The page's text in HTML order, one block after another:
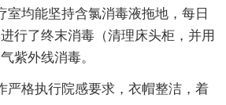
均能坚持含氯消毒液拖地，每日
行了终末消毒（清理床头柜，并用
紫外线消毒。
格执行院感要求，衣帽整洁，着